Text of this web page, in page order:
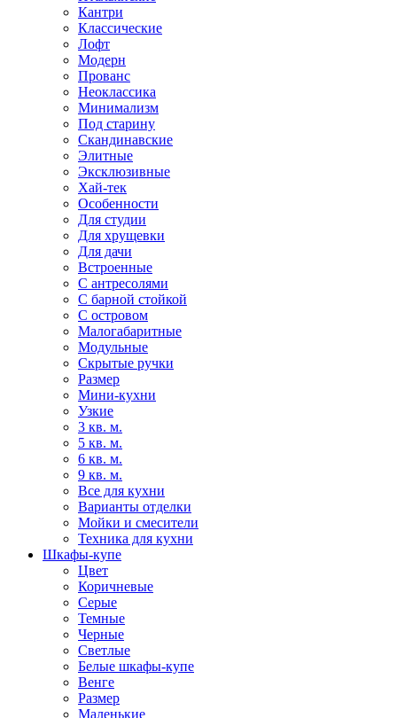
Кантри
Классические
Лофт
Модерн
Прованс
Неоклассика
Минимализм
Под старину
Скандинавские
Элитные
Эксклюзивные
Хай-тек
Особенности
Для студии
Для хрущевки
Для дачи
Встроенные
С антресолями
С барной стойкой
С островом
Малогабаритные
Модульные
Скрытые ручки
Размер
Мини-кухни
Узкие
3 кв. м.
5 кв. м.
6 кв. м.
9 кв. м.
Все для кухни
Варианты отделки
Мойки и смесители
Техника для кухни
Шкафы-купе
Цвет
Коричневые
Серые
Темные
Черные
Светлые
Белые шкафы-купе
Венге
Размер
Маленькие